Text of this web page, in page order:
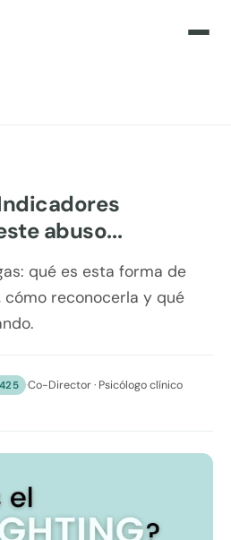
abuso...
qué es esta forma de
cómo reconocerla y qué
·Co-Director · Psicólogo clínico